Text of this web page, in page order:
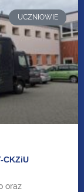
UCZNIOWIE
CKZiU
oraz